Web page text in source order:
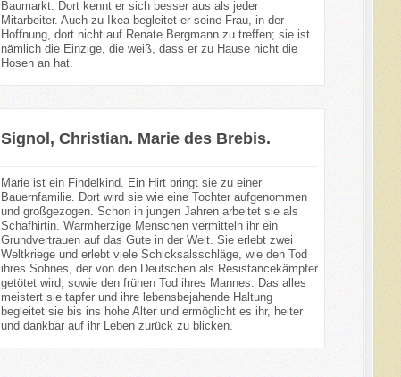
Baumarkt. Dort kennt er sich besser aus als jeder
Mitarbeiter. Auch zu Ikea begleitet er seine Frau, in der
Hoffnung, dort nicht auf Renate Bergmann zu treffen; sie ist
nämlich die Einzige, die weiß, dass er zu Hause nicht die
Hosen an hat.
Signol, Christian. Marie des Brebis.
Marie ist ein Findelkind. Ein Hirt bringt sie zu einer
Bauernfamilie. Dort wird sie wie eine Tochter aufgenommen
und großgezogen. Schon in jungen Jahren arbeitet sie als
Schafhirtin. Warmherzige Menschen vermitteln ihr ein
Grundvertrauen auf das Gute in der Welt. Sie erlebt zwei
Weltkriege und erlebt viele Schicksalsschläge, wie den Tod
ihres Sohnes, der von den Deutschen als Resistancekämpfer
getötet wird, sowie den frühen Tod ihres Mannes. Das alles
meistert sie tapfer und ihre lebensbejahende Haltung
begleitet sie bis ins hohe Alter und ermöglicht es ihr, heiter
und dankbar auf ihr Leben zurück zu blicken.